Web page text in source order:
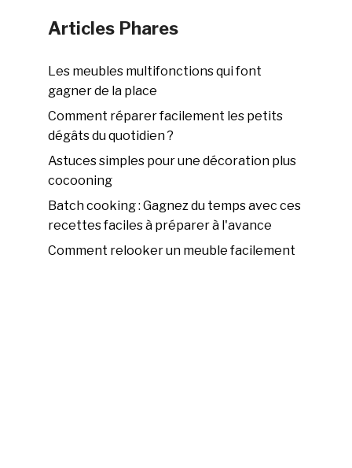
Articles Phares
Les meubles multifonctions qui font
gagner de la place
Comment réparer facilement les petits
dégâts du quotidien ?
Astuces simples pour une décoration plus
cocooning
Batch cooking : Gagnez du temps avec ces
recettes faciles à préparer à l'avance
Comment relooker un meuble facilement